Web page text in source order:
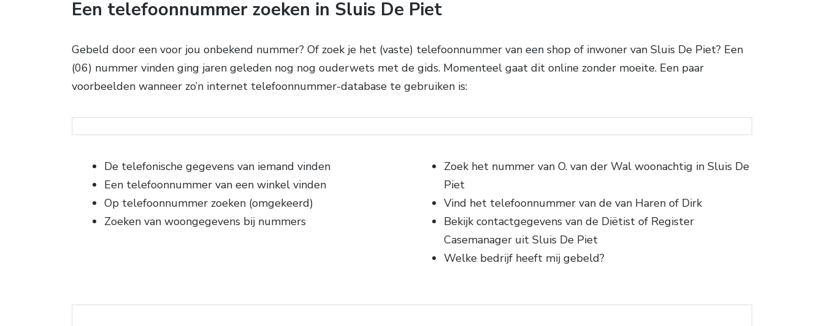
Een telefoonnummer zoeken in Sluis De Piet
Gebeld door een voor jou onbekend nummer? Of zoek je het (vaste) telefoonnummer van een shop of inwoner van Sluis De Piet? Een
(06) nummer vinden ging jaren geleden nog nog ouderwets met de gids. Momenteel gaat dit online zonder moeite. Een paar
voorbeelden wanneer zo’n internet telefoonnummer-database te gebruiken is:
De telefonische gegevens van iemand vinden
Een telefoonnummer van een winkel vinden
Op telefoonnummer zoeken (omgekeerd)
Zoeken van woongegevens bij nummers
Zoek het nummer van O. van der Wal woonachtig in Sluis De
Piet
Vind het telefoonnummer van de van Haren of Dirk
Bekijk contactgegevens van de Diëtist of Register
Casemanager uit Sluis De Piet
Welke bedrijf heeft mij gebeld?